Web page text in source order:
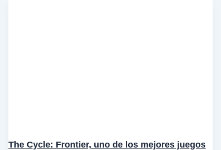
The Cycle: Frontier, uno de los mejores juegos